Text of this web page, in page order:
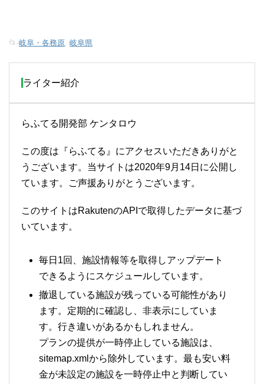
📂-岐阜・各務原 岐阜県
ライター紹介
らふてる開発部 ケンタロウ
この度は『らふてる』にアクセスいただきありがと
うございます。当サイトは2020年9月14日に公開し
ています。ご声援ありがとうございます。
このサイトはRakutenのAPIで取得したデータに基づ
いています。
毎日1回、施設情報等を取得しアップデート
できるようにスケジュールしています。
撤退している施設が残っている可能性があり
ます。定期的に確認し、非表示にしていま
す。行き違いがあるかもしれません。
プランの提供が一時停止している施設は、
sitemap.xmlから除外しています。最も安い料
金が未設定の施設を一時停止中と判断してい